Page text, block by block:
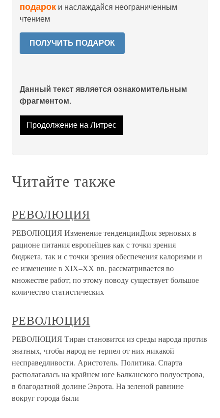
подарок и наслаждайся неограниченным
чтением
ПОЛУЧИТЬ ПОДАРОК
Данный текст является ознакомительным
фрагментом.
Продолжение на Литрес
Читайте также
РЕВОЛЮЦИЯ
РЕВОЛЮЦИЯ Изменение тенденцииДоля зерновых в
рационе питания европейцев как с точки зрения
бюджета, так и с точки зрения обеспечения калориями и
ее изменение в XIX–XX вв. рассматривается во
множестве работ; по этому поводу существует большое
количество статистических
РЕВОЛЮЦИЯ
РЕВОЛЮЦИЯ Тиран становится из среды народа против
знатных, чтобы народ не терпел от них никакой
несправедливости. Аристотель. Политика. Спарта
располагалась на крайнем юге Балканского полуострова,
в благодатной долине Эврота. На зеленой равнине
вокруг города были